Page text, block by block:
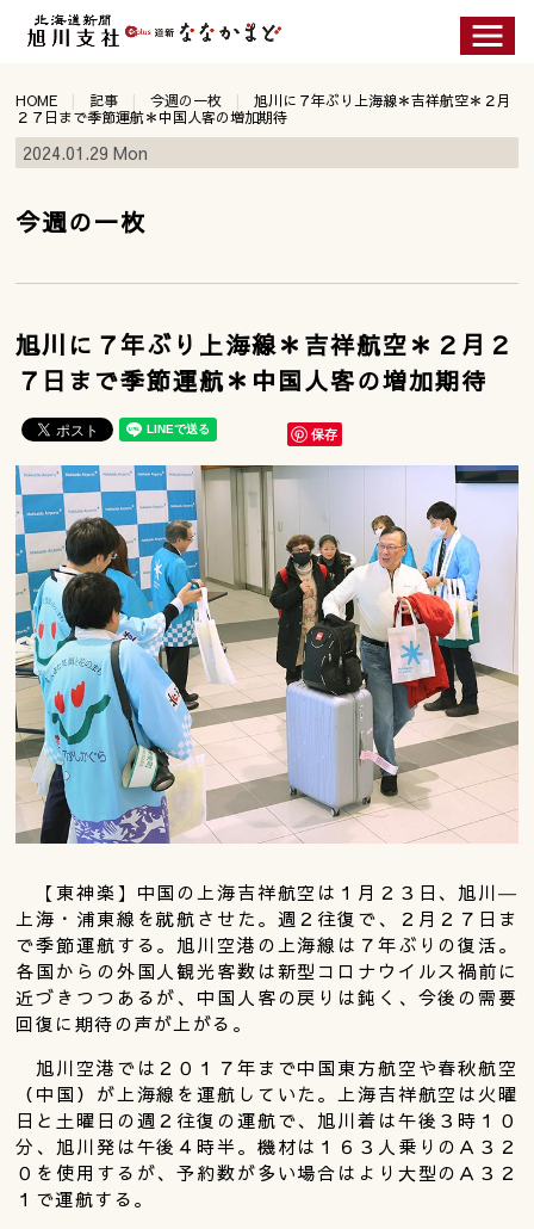
HOME 記事 今週の一枚
旭川に７年ぶり上海線＊吉祥航空＊２月
２７日まで季節運航＊中国人客の増加期待
2024.01.29 Mon
今週の一枚
旭川に７年ぶり上海線＊吉祥航空＊２月２
７日まで季節運航＊中国人客の増加期待
保存
【東神楽】中国の上海吉祥航空は１月２３日、旭川―
上海・浦東線を就航させた。週２往復で、２月２７日ま
で季節運航する。旭川空港の上海線は７年ぶりの復活。
各国からの外国人観光客数は新型コロナウイルス禍前に
近づきつつあるが、中国人客の戻りは鈍く、今後の需要
回復に期待の声が上がる。
旭川空港では２０１７年まで中国東方航空や春秋航空
（中国）が上海線を運航していた。上海吉祥航空は火曜
日と土曜日の週２往復の運航で、旭川着は午後３時１０
分、旭川発は午後４時半。機材は１６３人乗りのＡ３２
０を使用するが、予約数が多い場合はより大型のＡ３２
１で運航する。